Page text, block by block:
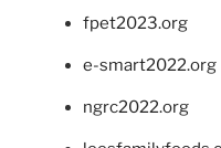
fpet2023.org
e-smart2022.org
ngrc2022.org